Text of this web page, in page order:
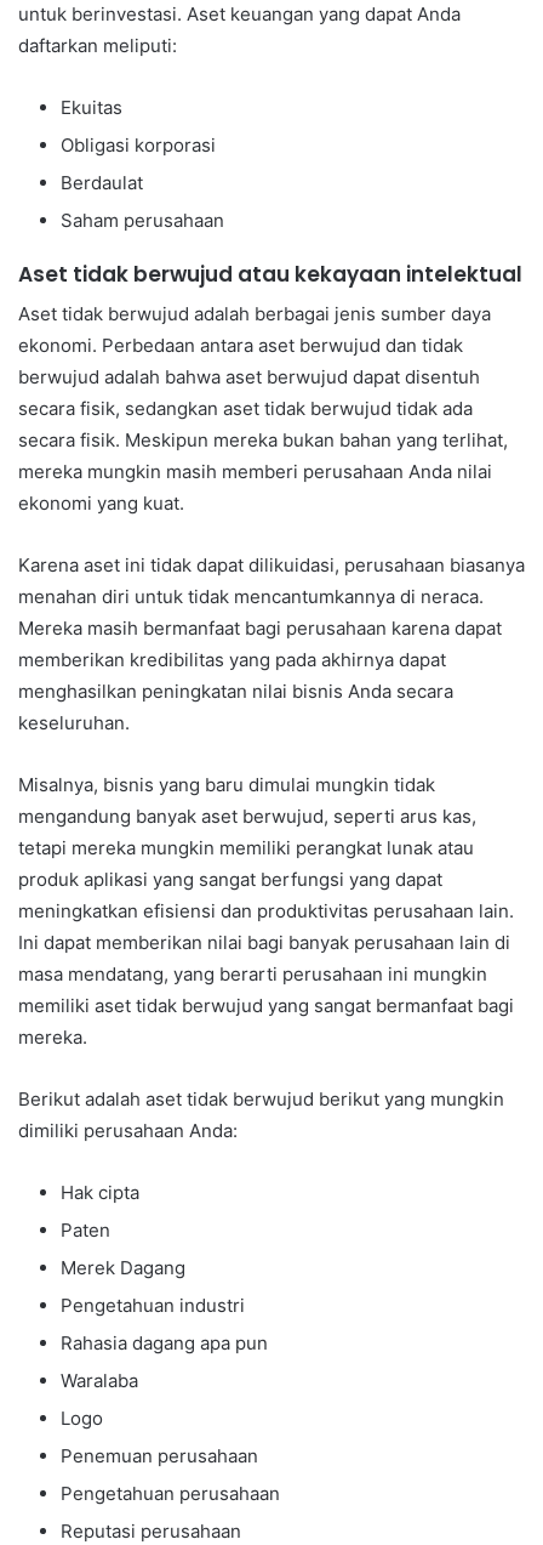
untuk berinvestasi. Aset keuangan yang dapat Anda
daftarkan meliputi:
Ekuitas
Obligasi korporasi
Berdaulat
Saham perusahaan
Aset tidak berwujud atau kekayaan intelektual
Aset tidak berwujud adalah berbagai jenis sumber daya
ekonomi. Perbedaan antara aset berwujud dan tidak
berwujud adalah bahwa aset berwujud dapat disentuh
secara fisik, sedangkan aset tidak berwujud tidak ada
secara fisik. Meskipun mereka bukan bahan yang terlihat,
mereka mungkin masih memberi perusahaan Anda nilai
ekonomi yang kuat.
Karena aset ini tidak dapat dilikuidasi, perusahaan biasanya
menahan diri untuk tidak mencantumkannya di neraca.
Mereka masih bermanfaat bagi perusahaan karena dapat
memberikan kredibilitas yang pada akhirnya dapat
menghasilkan peningkatan nilai bisnis Anda secara
keseluruhan.
Misalnya, bisnis yang baru dimulai mungkin tidak
mengandung banyak aset berwujud, seperti arus kas,
tetapi mereka mungkin memiliki perangkat lunak atau
produk aplikasi yang sangat berfungsi yang dapat
meningkatkan efisiensi dan produktivitas perusahaan lain.
Ini dapat memberikan nilai bagi banyak perusahaan lain di
masa mendatang, yang berarti perusahaan ini mungkin
memiliki aset tidak berwujud yang sangat bermanfaat bagi
mereka.
Berikut adalah aset tidak berwujud berikut yang mungkin
dimiliki perusahaan Anda:
Hak cipta
Paten
Merek Dagang
Pengetahuan industri
Rahasia dagang apa pun
Waralaba
Logo
Penemuan perusahaan
Pengetahuan perusahaan
Reputasi perusahaan